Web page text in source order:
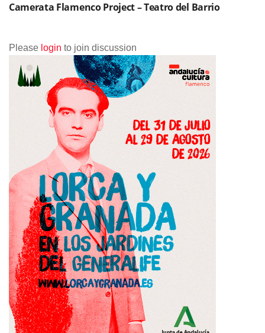
Camerata Flamenco Project – Teatro del Barrio
Please login to join discussion